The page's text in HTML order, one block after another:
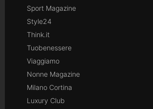
Sport Magazine
Style24
Think.it
Tuobenessere
Viaggiamo
Nonne Magazine
Milano Cortina
Luxury Club